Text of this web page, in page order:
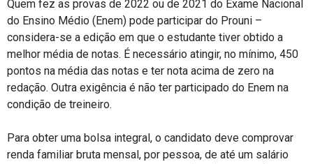
Quem fez as provas de 2022 ou de 2021 do Exame Nacional
do Ensino Médio (Enem) pode participar do Prouni –
considera-se a edição em que o estudante tiver obtido a
melhor média de notas. É necessário atingir, no mínimo, 450
pontos na média das notas e ter nota acima de zero na
redação. Outra exigência é não ter participado do Enem na
condição de treineiro.
Para obter uma bolsa integral, o candidato deve comprovar
renda familiar bruta mensal, por pessoa, de até um salário